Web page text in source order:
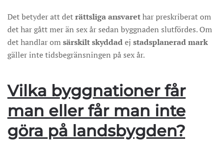
Det betyder att deträttsliga ansvarethar preskriberat om
det har gått mer än sex år sedan byggnaden slutfördes. Om
det handlar omsärskilt skyddadej stadsplanerad mark
gäller inte tidsbegränsningen på sex år.
Vilka byggnationer får
man eller får man inte
göra på landsbygden?